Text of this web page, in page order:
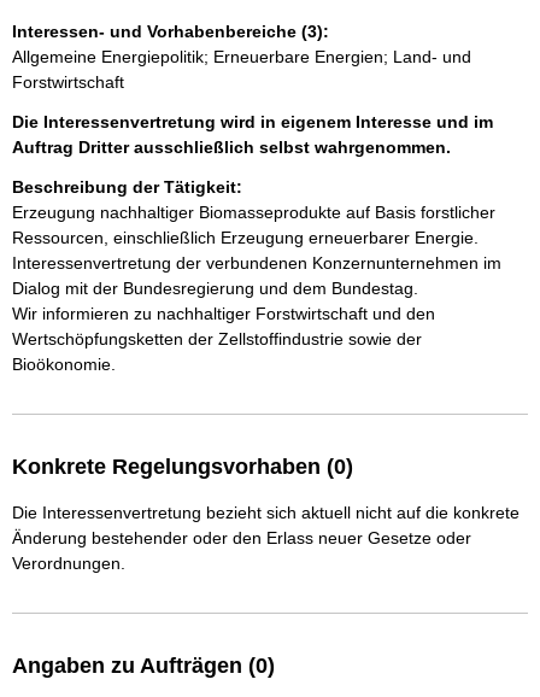
Interessen- und Vorhabenbereiche (3):
Allgemeine Energiepolitik; Erneuerbare Energien; Land- und
Forstwirtschaft
Die Interessenvertretung wird in eigenem Interesse und im
Auftrag Dritter ausschließlich selbst wahrgenommen.
Beschreibung der Tätigkeit:
Erzeugung nachhaltiger Biomasseprodukte auf Basis forstlicher
Ressourcen, einschließlich Erzeugung erneuerbarer Energie.
Interessenvertretung der verbundenen Konzernunternehmen im
Dialog mit der Bundesregierung und dem Bundestag.
Wir informieren zu nachhaltiger Forstwirtschaft und den
Wertschöpfungsketten der Zellstoffindustrie sowie der
Konkrete Regelungsvorhaben (0)
Die Interessenvertretung bezieht sich aktuell nicht auf die konkrete
Änderung bestehender oder den Erlass neuer Gesetze oder
Verordnungen.
Angaben zu Aufträgen (0)